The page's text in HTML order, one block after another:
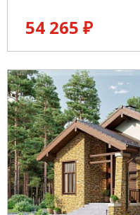
54 265 ₽